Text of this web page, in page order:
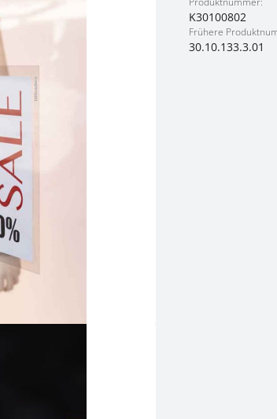
K30100802
Frühere
30.10.133.3.01